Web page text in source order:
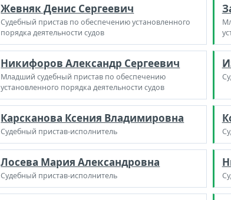
Жевняк Денис Сергеевич
Судебный пристав по обеспечению установленного
порядка деятельности судов
Никифоров Александр Сергеевич
Младший судебный пристав по обеспечению
установленного порядка деятельности судов
Карсканова Ксения Владимировна
Судебный пристав-исполнитель
Лосева Мария Александровна
Судебный пристав-исполнитель